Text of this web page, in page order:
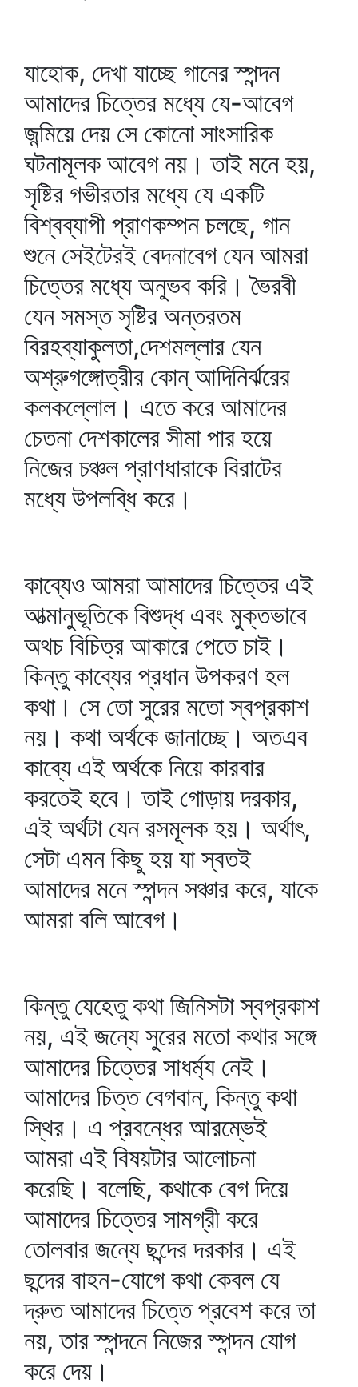
যাহোক, দেখা যাচ্ছে গানের স্পন্দন
আমাদের চিত্তের মধ্যে যে-আবেগ
জন্মিয়ে দেয় সে কোনো সাংসারিক
ঘটনামূলক আবেগ নয়। তাই মনে হয়,
সৃষ্টির গভীরতার মধ্যে যে একটি
বিশ্বব্যাপী প্রাণকম্পন চলছে, গান
শুনে সেইটেরই বেদনাবেগ যেন আমরা
চিত্তের মধ্যে অনুভব করি। ভৈরবী
যেন সমস্ত সৃষ্টির অন্তরতম
বিরহব্যাকুলতা,দেশমল্লার যেন
অশ্রুগঙ্গোত্রীর কোন্‌ আদিনির্ঝরের
কলকল্লোল। এতে করে আমাদের
চেতনা দেশকালের সীমা পার হয়ে
নিজের চঞ্চল প্রাণধারাকে বিরাটের
মধ্যে উপলব্ধি করে।
কাব্যেও আমরা আমাদের চিত্তের এই
আত্মানুভূতিকে বিশুদ্ধ এবং মুক্তভাবে
অথচ বিচিত্র আকারে পেতে চাই।
কিন্তু কাব্যের প্রধান উপকরণ হল
কথা। সে তো সুরের মতো স্বপ্রকাশ
নয়। কথা অর্থকে জানাচ্ছে। অতএব
কাব্যে এই অর্থকে নিয়ে কারবার
করতেই হবে। তাই গোড়ায় দরকার,
এই অর্থটা যেন রসমূলক হয়। অর্থাৎ,
সেটা এমন কিছু হয় যা স্বতই
আমাদের মনে স্পন্দন সঞ্চার করে, যাকে
আমরা বলি আবেগ।
কিন্তু যেহেতু কথা জিনিসটা স্বপ্রকাশ
নয়, এই জন্যে সুরের মতো কথার সঙ্গে
আমাদের চিত্তের সাধর্ম্য নেই।
আমাদের চিত্ত বেগবান্‌, কিন্তু কথা
স্থির। এ প্রবন্ধের আরম্ভেই
আমরা এই বিষয়টার আলোচনা
করেছি। বলেছি, কথাকে বেগ দিয়ে
আমাদের চিত্তের সামগ্রী করে
তোলবার জন্যে ছন্দের দরকার। এই
ছন্দের বাহন-যোগে কথা কেবল যে
দ্রুত আমাদের চিত্তে প্রবেশ করে তা
নয়, তার স্পন্দনে নিজের স্পন্দন যোগ
করে দেয়।